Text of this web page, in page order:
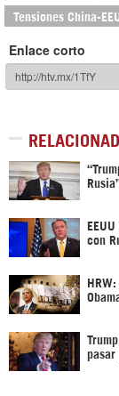
Tensiones China-
Enlace corto
con
pasar